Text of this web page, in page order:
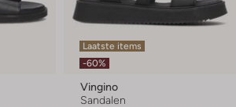
Laatste items
-60%
Vingino
Sandalen